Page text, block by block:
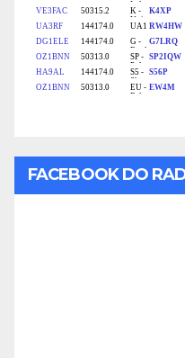
FACEBOOK DO